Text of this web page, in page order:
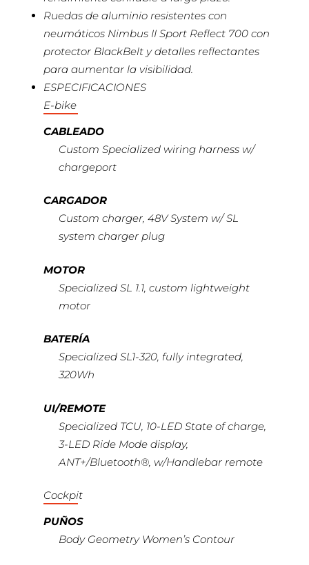
Ruedas de aluminio resistentes con
neumáticos Nimbus II Sport Reflect 700 con
protector BlackBelt y detalles reflectantes
para aumentar la visibilidad.
ESPECIFICACIONES
E-bike
CABLEADO
Custom Specialized wiring harness w/
chargeport
CARGADOR
Custom charger, 48V System w/ SL
system charger plug
MOTOR
Specialized SL 1.1, custom lightweight
motor
BATERÍA
Specialized SL1-320, fully integrated,
320Wh
UI/REMOTE
Specialized TCU, 10-LED State of charge,
3-LED Ride Mode display,
ANT+/Bluetooth®, w/Handlebar remote
Cockpit
PUÑOS
Body Geometry Women’s Contour